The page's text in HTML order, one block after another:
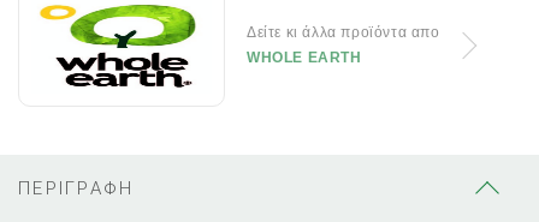
Δείτε κι άλλα προϊόντα απο
WHOLE EARTH
ΠΕΡΙΓΡΑΦΗ